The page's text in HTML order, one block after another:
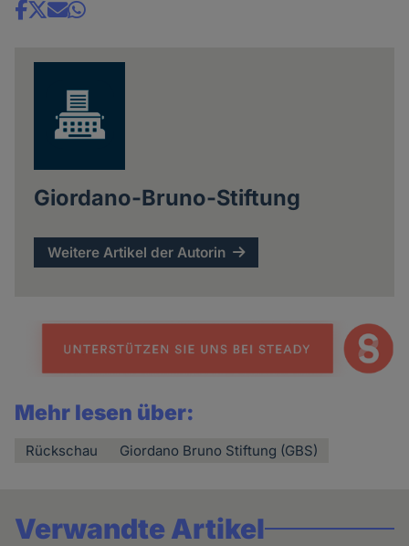
Share
Giordano-Bruno-Stiftung
Weitere Artikel der Autorin
Mehr lesen über:
Rückschau Giordano Bruno Stiftung (GBS)
Verwandte Artikel